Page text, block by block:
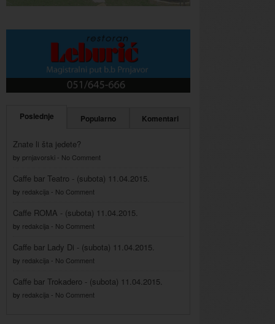
Poslednje Popularno Komentari
Znate li šta jedete?
by prnjavorski - No Comment
Caffe bar Teatro - (subota) 11.04.2015.
by redakcija - No Comment
Caffe ROMA - (subota) 11.04.2015.
by redakcija - No Comment
Caffe bar Lady Di - (subota) 11.04.2015.
by redakcija - No Comment
Caffe bar Trokadero - (subota) 11.04.2015.
by redakcija - No Comment